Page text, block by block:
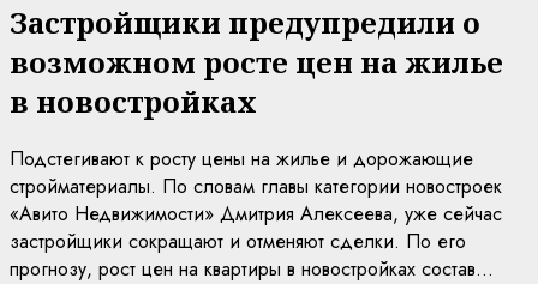
Застройщики предупредили о
возможном росте цен на жилье
в новостройках
Подстегивают к росту цены на жилье и дорожающие
стройматериалы. По словам главы категории новостроек
«Авито Недвижимости» Дмитрия Алексеева, уже сейчас
застройщики сокращают и отменяют сделки. По его
прогнозу, рост цен на квартиры в новостройках состав...